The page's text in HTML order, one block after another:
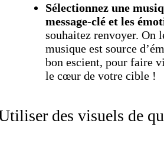
Sélectionnez une
message-clé et les
souhaitez renvoyer. On
musique est source
bon escient, pour faire
le cœur de votre cible !
des visuels de